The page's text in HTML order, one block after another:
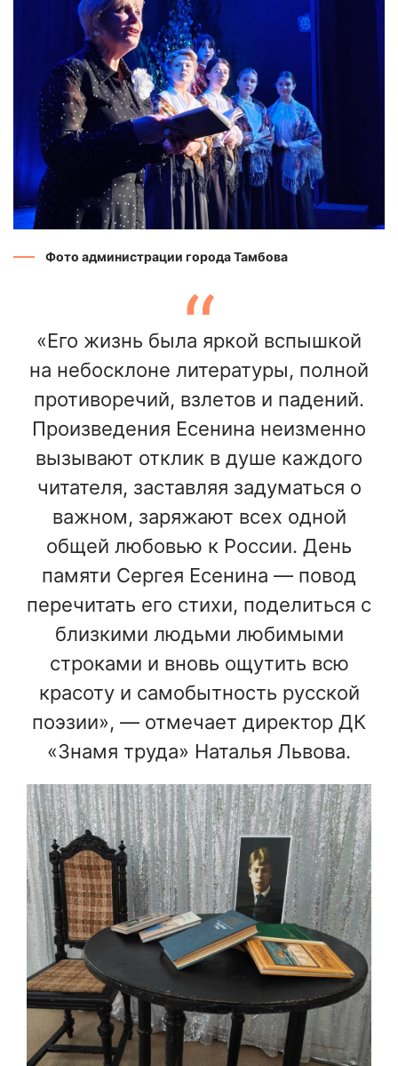
Фото администрации города Тамбова
«Его жизнь была яркой вспышкой
на небосклоне литературы, полной
противоречий, взлетов и падений.
Произведения Есенина неизменно
вызывают отклик в душе каждого
читателя, заставляя задуматься о
важном, заряжают всех одной
общей любовью к России. День
памяти Сергея Есенина — повод
перечитать его стихи, поделиться с
близкими людьми любимыми
строками и вновь ощутить всю
красоту и самобытность русской
поэзии», — отмечает директор ДК
«Знамя труда» Наталья Львова.